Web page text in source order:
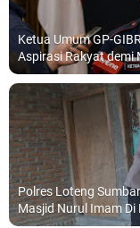
Ketua Umum GP-
Aspirasi Rakyat demi
Polres Loteng
Masjid Nurul Imam